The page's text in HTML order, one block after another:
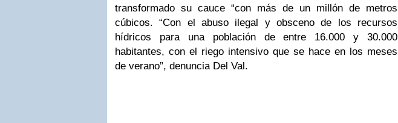
transformado su cauce “con más de un millón de metros
cúbicos. “Con el abuso ilegal y obsceno de los recursos
hídricos para una población de entre 16.000 y 30.000
habitantes, con el riego intensivo que se hace en los meses
de verano”, denuncia Del Val.